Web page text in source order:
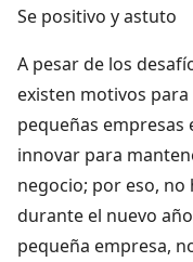
Se positivo y astuto
A pesar de los
existen motivos
pequeñas
innovar para
negocio; por eso,
durante el nuevo
pequeña empresa,